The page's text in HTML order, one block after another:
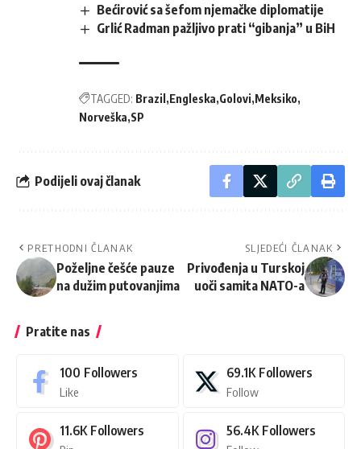
Bećirović sa šefom njemačke diplomatije
Grlić Radman pažljivo prati “gibanja” u BiH
TAGGED: Brazil Engleska Golovi Meksiko
Norveška SP
Podijeli ovaj članak
PRETHODNI ČLANAK
Poželjne češće pauze
na dužim putovanjima
SLJEDEĆI ČLANAK
Privođenja u Turskoj
uoči samita NATO-a
Pratite nas
100 Followers
Like
69.1K Followers
Follow
11.6K Followers 56.4K Followers